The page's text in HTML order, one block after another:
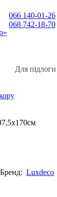
066 140-01-26
068 742-18-70
Для підлоги
Бренд: Luxdeco